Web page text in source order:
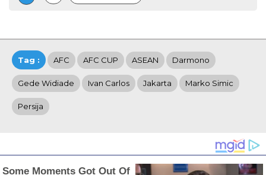
Tag : AFC AFC CUP ASEAN Darmono
Gede Widiade Ivan Carlos Jakarta Marko Simic
Persija